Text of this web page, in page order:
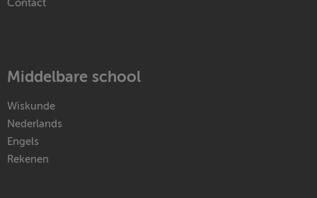
Contact
Middelbare school
Wiskunde
Nederlands
Engels
Rekenen